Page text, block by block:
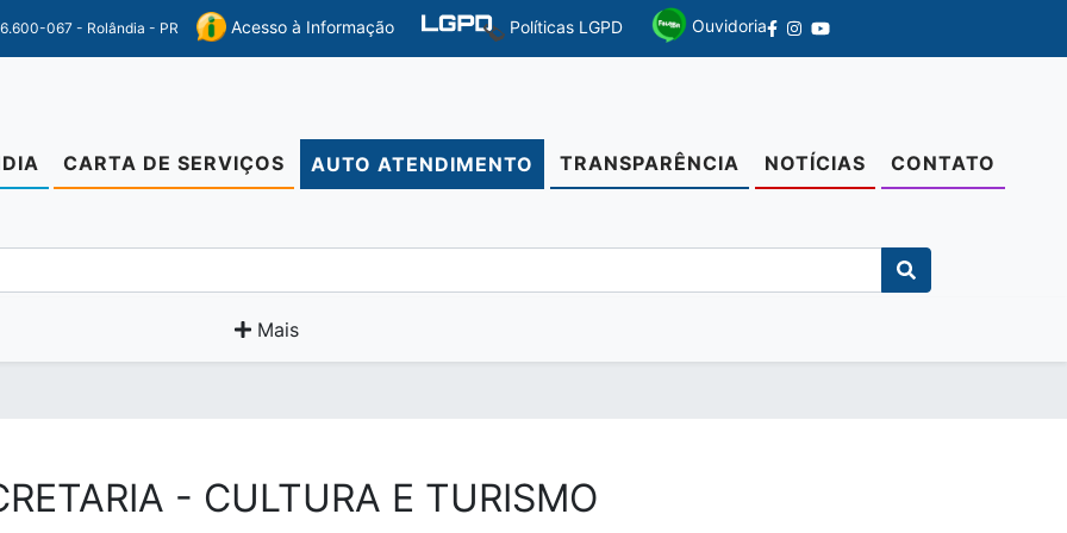
067 - Rolândia - PR Acesso à Informação Políticas LGPD Ouvidoria
CARTA DE SERVIÇOS AUTO ATENDIMENTO TRANSPARÊNCIA NOTÍCIAS CONTATO
Mais
- CULTURA E TURISMO